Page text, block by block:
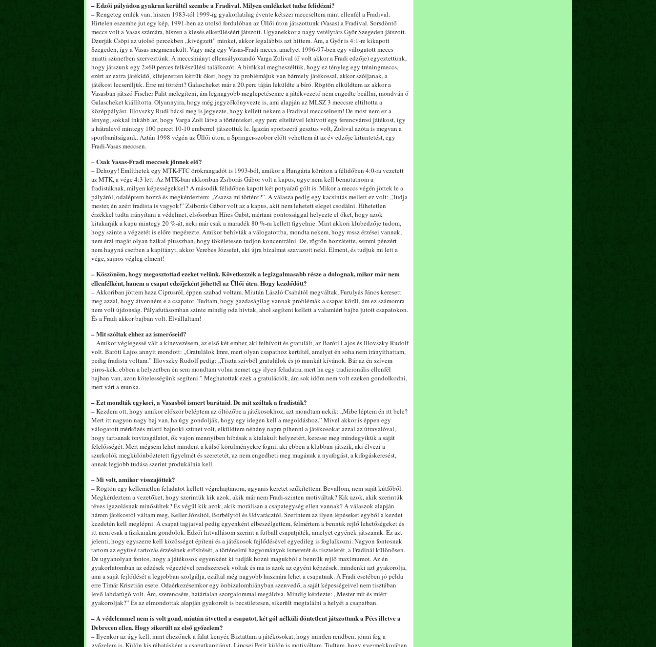
– Edzői pályádon gyakran kerültél szembe a Fradival. Milyen emlékeket tudsz felidézni?
– Rengeteg emlék van, hiszen 1983-tól 1999-ig gyakorlatilag évente kétszer meccseltem mint ellenfél a Fradival.
Hirtelen eszembe jut egy kép, 1991-ben az utolsó fordulóban az Üllői úton játszottunk (Vasas) a Fradival. Sorsdöntő
meccs volt a Vasas számára, hiszen a kiesés elkerüléséért játszott. Ugyanekkor a nagy vetélytárs Győr Szegeden játszott.
Dzurják Csöpi az utolsó percekben „kivégzett” minket, akkor legalábbis azt hittem. Ám, a Győr is 4:1-re kikapott
Szegeden, így a Vasas megmenekült. Vagy még egy Vasas-Fradi meccs, amelyet 1996-97-ben egy válogatott meccs
miatti szünetben szerveztünk. A meccshiányt ellensúlyozandó Varga Zolival (ő volt akkor a Fradi edzője) egyeztettünk,
hogy játszunk egy 2×60 perces felkészülési találkozót. A bírókkal megbeszéltük, hogy ez tényleg egy tréningmeccs,
ezért az extra játékidő, kifejezetten kértük őket, hogy ha problémájuk van bármely játékossal, akkor szóljanak, a
játékost lecseréljük. Erre mi történt? Galascheket már a 20.perc táján leküldte a bíró. Rögtön elküldtem az akkor a
Vasasban játszó Fischer Palit melegíteni, ám legnagyobb meglepetésemre a játékvezető nem engedte beállni, mondván ő
Galascheket kiállította. Olyannyira, hogy még jegyzőkönyvezte is, ami alapján az MLSZ 3 meccsre eltiltotta a
középpályást. Illovszky Rudi bácsi meg is jegyezte, hogy kellett nekem a Fradival meccselnem! De most nem ez a
lényeg, sokkal inkább az, hogy Varga Zoli látva a történteket, egy perc elteltével lehívott egy ferencvárosi játékost, így
a hátralevő mintegy 100 percet 10-10 emberrel játszottuk le. Igazán sportszerű gesztus volt, Zolival azóta is megvan a
sportbarátságunk. Aztán 1998 végén az Üllői úton, a Springer-szobor előtt vehettem át az év edzője kitüntetést, egy
Fradi-Vasas meccsen.
– Csak Vasas-Fradi meccsek jönnek elő?
– Dehogy! Említhetek egy MTK-FTC örökrangadót is 1993-ból, amikor a Hungária körúton a félidőben 4:0-ra vezetett
az MTK, a vége 4:3 lett. Az MTK-ban akkoriban Zsiborás Gábor volt a kapus, ugye nem kell bemutatnom a
fradistáknak, milyen képességekkel? A második félidőben kapott két potyaízű gólt is. Mikor a meccs végén jöttek le a
pályáról, odaléptem hozzá és megkérdeztem: „Zsazsa mi történt?”. A válasza pedig egy kacsintás mellett ez volt: „Tudja
mester, én azért fradista is vagyok!” Zsiborás Gábor volt az a kapus, akit nem lehetett eleget csodálni. Hihetetlen
érzékkel tudta irányítani a védelmet, elsősorban Híres Gabit, mértani pontossággal helyezte el őket, hogy azok
kitakarják a kapu mintegy 20 %-át, neki már csak a maradék 80 %-ra kellett figyelnie. Mint akkori klubedzője tudom,
hogy szinte a végzetét is előre megérezte. Amikor behívták a válogatottba, mondta nekem, hogy rossz érzései vannak,
nem érzi magát olyan fizikai plusszban, hogy tökéletesen tudjon koncentrálni. De, rögtön hozzátette, semmi pénzért
nem hagyná cserben a kapitányt, akkor Verebes Józsefet, aki újra bizalmat szavazott neki. Elment, és tudjuk mi lett a
vége, sajnos végleg elment!
– Köszönöm, hogy megosztottad ezeket velünk. Következzék a legizgalmasabb része a dolognak, mikor már nem
ellenfélként, hanem a csapat edzőjeként jöhettél az Üllői útra. Hogy kezdődött?
– Akkoriban jöttem haza Ciprusról, éppen szabad voltam. Miután László Csabától megváltak, Furulyás János keresett
meg azzal, hogy átvenném-e a csapatot. Tudtam, hogy gazdaságilag vannak problémák a csapat körül, ám ez számomra
nem volt újdonság. Pályafutásomban szinte mindig oda hívtak, ahol segíteni kellett a valamiért bajba jutott csapatokon.
És a Fradi akkor bajban volt. Elvállaltam!
– Mit szóltak ehhez az ismerőseid?
– Amikor véglegessé vált a kinevezésem, az első két ember, aki felhívott és gratulált, az Baróti Lajos és Illovszky Rudolf
volt. Baróti Lajos annyit mondott: „Gratulálok Imre, mert olyan csapathoz kerültél, amelyet én soha nem irányíthattam,
pedig fradista voltam.” Illovszky Rudolf pedig: „Tiszta szívből gratulálok és jó munkát kívánok. Bár az én szívem
piros-kék, ebben a helyzetben én sem mondtam volna nemet egy ilyen feladatra, mert ha egy tradicionális ellenfél
bajban van, azon kötelességünk segíteni.” Meghatottak ezek a gratulációk, ám sok időm nem volt ezeken gondolkodni,
mert várt a munka.
– Ezt mondták egykori, a Vasasból ismert barátaid. De mit szóltak a fradisták?
– Kezdem ott, hogy amikor először beléptem az öltözőbe a játékosokhoz, azt mondtam nekik: „Mibe léptem én itt bele?
Mert itt nagyon nagy baj van, ha úgy gondolják, hogy egy idegen kell a megoldáshoz.” Mivel akkor is éppen egy
válogatott mérkőzés miatti bajnoki szünet volt, elküldtem néhány napra pihenni a játékosokat azzal az útravalóval,
hogy tartsanak önvizsgálatot, ők vajon mennyiben hibásak a kialakult helyzetért, keresse meg mindegyikük a saját
felelősségét. Mert mégsem lehet mindent a külső körülményekre fogni, aki ebben a klubban játszik, aki élvezi a
szurkolók megkülönböztetett figyelmét és szeretetét, az nem engedheti meg magának a nyafogást, a kifogáskeresést,
annak legjobb tudása szerint produkálnia kell.
– Mi volt, amikor visszajöttek?
– Rögtön egy kellemetlen feladatot kellett végrehajtanom, ugyanis keretet szűkítettem. Bevallom, nem saját kútfőből.
Megkérdeztem a vezetőket, hogy szerintük kik azok, akik már nem Fradi-szinten motiváltak? Kik azok, akik szerintük
téves igazolásnak minősültek? És végül kik azok, akik morálisan a csapategység ellen vannak? A válaszok alapján
három játékostól váltam meg, Keller Józsitól, Borbélytól és Udvarácztól. Szerintem az ilyen lépéseket egyből a kezdet
kezdetén kell meglépni. A csapat tagjaival pedig egyenként elbeszélgettem, felmértem a bennük rejlő lehetőségeket és
itt nem csak a fizikaiakra gondolok. Edzői hitvallásom szerint a futball csapatjáték, amelyet egyének játszanak. Ez azt
jelenti, hogy egyszerre kell közösséget építeni és a játékosok fejlődésével egyedileg is foglalkozni. Nagyon fontosnak
tartom az együvé tartozás érzésének erősítését, a történelmi hagyományok ismeretét és tiszteletét, a Fradinál különösen.
De ugyanolyan fontos, hogy a játékosok egyenként ki tudják hozni magukból a bennük rejlő maximumot. Az én
gyakorlatomban az edzések végeztével rendszeresek voltak és ma is azok az egyéni képzések, mindenki azt gyakorolja,
ami a saját fejlődését a legjobban szolgálja, ezáltal még nagyobb hasznára lehet a csapatnak. A Fradi esetében jó példa
erre Tímár Krisztián esete. Odaérkezésemkor egy önbizalomhiányban szenvedő, a saját képességeivel nem tisztában
levő labdarúgó volt. Ám, szerencsére, határtalan szorgalommal megáldva. Mindig kérdezte: „Mester mit és miért
gyakoroljak?” És az elmondottak alapján gyakorolt is becsületesen, sikerült megtalálni a helyét a csapatban.
– A védelemmel nem is volt gond, miután átvetted a csapatot, két gól nélküli döntetlent játszottunk a Pécs illetve a
Debrecen ellen. Hogy sikerült az első győzelem?
– Ilyenkor az úgy kell, mint éhezőnek a falat kenyér. Biztattam a játékosokat, hogy minden rendben, jönni fog a
győzelem is. Külön kis ráhatásként a csapatkapitányt, Lipcsei Petit külön is motiváltam. Tudtam, hogy gyermekkorában